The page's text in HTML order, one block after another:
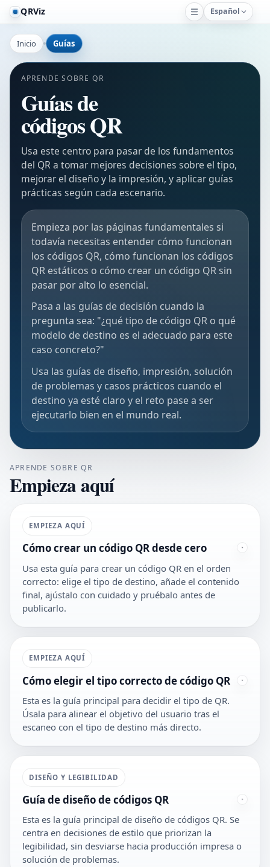
QRViz Español
Inicio Guías
APRENDE SOBRE QR
Guías de
códigos QR
Usa este centro para pasar de los fundamentos
del QR a tomar mejores decisiones sobre el tipo,
mejorar el diseño y la impresión, y aplicar guías
prácticas según cada escenario.
Empieza por las páginas fundamentales si
todavía necesitas entender cómo funcionan
los códigos QR, cómo funcionan los códigos
QR estáticos o cómo crear un código QR sin
pasar por alto lo esencial.
Pasa a las guías de decisión cuando la
pregunta sea: "¿qué tipo de código QR o qué
modelo de destino es el adecuado para este
caso concreto?"
Usa las guías de diseño, impresión, solución
de problemas y casos prácticos cuando el
destino ya esté claro y el reto pase a ser
ejecutarlo bien en el mundo real.
APRENDE SOBRE QR
Empieza aquí
EMPIEZA AQUÍ
Cómo crear un código QR desde cero
Usa esta guía para crear un código QR en el orden
correcto: elige el tipo de destino, añade el contenido
final, ajústalo con cuidado y pruébalo antes de
publicarlo.
EMPIEZA AQUÍ
Cómo elegir el tipo correcto de código QR
Esta es la guía principal para decidir el tipo de QR.
Úsala para alinear el objetivo del usuario tras el
escaneo con el tipo de destino más directo.
DISEÑO Y LEGIBILIDAD
Guía de diseño de códigos QR
Esta es la guía principal de diseño de códigos QR. Se
centra en decisiones de estilo que priorizan la
legibilidad, sin desviarse hacia producción impresa o
solución de problemas.